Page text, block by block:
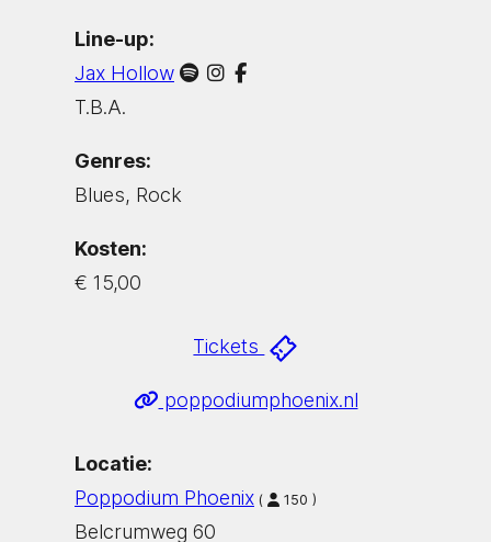
Line-up:
Jax Hollow
T.B.A.
Genres:
Blues, Rock
Kosten:
€ 15,00
Tickets
poppodiumphoenix.nl
Locatie:
Poppodium Phoenix ( 150 )
Belcrumweg 60